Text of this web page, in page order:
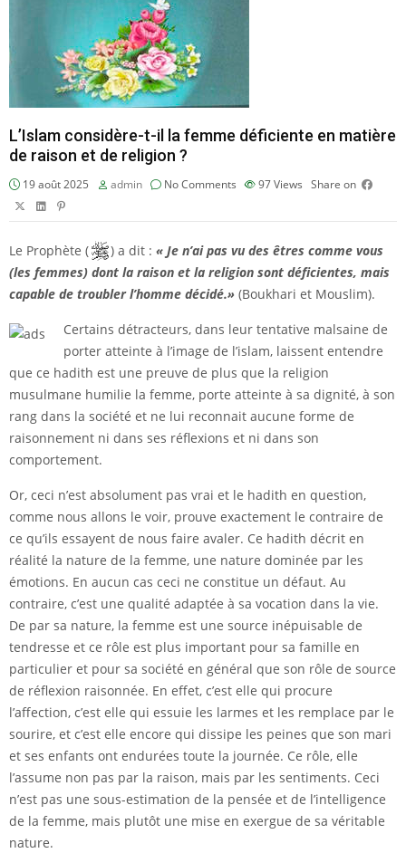
L’Islam considère-t-il la femme déficiente en matière
de raison et de religion ?
19 août 2025 admin No Comments 97Views Share on
Le Prophète ( ) a dit : « Je n’ai pas vu des êtres comme vous
(les femmes) dont la raison et la religion sont déficientes, mais
capable de troubler l’homme décidé.» (Boukhari et Mouslim).
Certains détracteurs, dans leur tentative malsaine de
porter atteinte à l’image de l’islam, laissent entendre
que ce hadith est une preuve de plus que la religion
musulmane humilie la femme, porte atteinte à sa dignité, à son
rang dans la société et ne lui reconnait aucune forme de
raisonnement ni dans ses réflexions et ni dans son
comportement.
Or, ceci n’est absolument pas vrai et le hadith en question,
comme nous allons le voir, prouve exactement le contraire de
ce qu’ils essayent de nous faire avaler. Ce hadith décrit en
réalité la nature de la femme, une nature dominée par les
émotions. En aucun cas ceci ne constitue un défaut. Au
contraire, c’est une qualité adaptée à sa vocation dans la vie.
De par sa nature, la femme est une source inépuisable de
tendresse et ce rôle est plus important pour sa famille en
particulier et pour sa société en général que son rôle de source
de réflexion raisonnée. En effet, c’est elle qui procure
l’affection, c’est elle qui essuie les larmes et les remplace par le
sourire, et c’est elle encore qui dissipe les peines que son mari
et ses enfants ont endurées toute la journée. Ce rôle, elle
l’assume non pas par la raison, mais par les sentiments. Ceci
n’est pas une sous-estimation de la pensée et de l’intelligence
de la femme, mais plutôt une mise en exergue de sa véritable
nature.